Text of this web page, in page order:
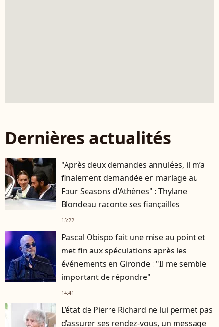
Dernières actualités
"Après deux demandes annulées, il m’a
finalement demandée en mariage au
Four Seasons d’Athènes" : Thylane
Blondeau raconte ses fiançailles
15:22
Pascal Obispo fait une mise au point et
met fin aux spéculations après les
événements en Gironde : "Il me semble
important de répondre"
14:41
L’état de Pierre Richard ne lui permet pas
d’assurer ses rendez-vous, un message